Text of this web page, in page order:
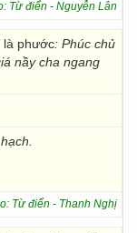
Từ điển - Nguyễn Lân
là phước: Phúc chủ
nầy cha ngang
Từ điển - Thanh Nghị